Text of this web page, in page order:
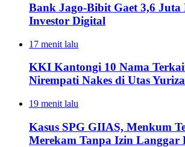
Bank Jago-Bibit Gaet 3,6 Juta
Investor Digital
17 menit lalu
KKI Kantongi 10 Nama
Nirempati Nakes di Utas
19 menit lalu
Kasus SPG GIIAS, Menkum
Merekam Tanpa Izin Langgar